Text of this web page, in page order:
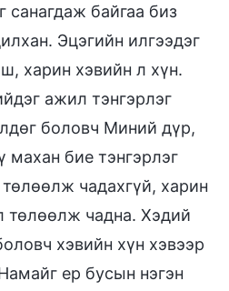
байгаа биз
Эцэгийн илгээдэг
харин хэвийн л хүн.
ажил тэнгэрлэг
боловч Миний дүр,
махан бие тэнгэрлэг
чадахгүй, харин
төлөөлж чадна. Хэдий
хэвийн хүн хэвээр
ер бусын нэгэн